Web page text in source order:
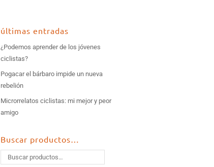
últimas entradas
¿Podemos aprender de los jóvenes
ciclistas?
Pogacar el bárbaro impide un nueva
rebelión
Microrrelatos ciclistas: mi mejor y peor
amigo
Buscar productos…